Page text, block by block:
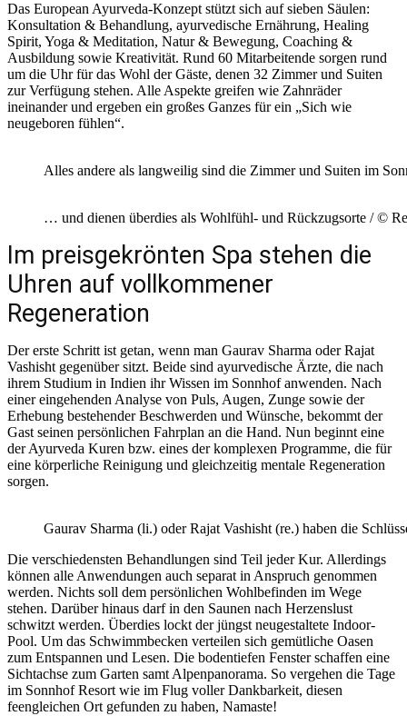
Das European Ayurveda-Konzept stützt sich auf sieben Säulen:
Konsultation & Behandlung, ayurvedische Ernährung, Healing
Spirit, Yoga & Meditation, Natur & Bewegung, Coaching &
Ausbildung sowie Kreativität. Rund 60 Mitarbeitende sorgen rund
um die Uhr für das Wohl der Gäste, denen 32 Zimmer und Suiten
zur Verfügung stehen. Alle Aspekte greifen wie Zahnräder
ineinander und ergeben ein großes Ganzes für ein „Sich wie
neugeboren fühlen“.
Alles andere als langweilig sind die Zimmer und Suiten im
… und dienen überdies als Wohlfühl- und Rückzugsorte / ©
Im preisgekrönten Spa stehen die
Uhren auf vollkommener
Regeneration
Der erste Schritt ist getan, wenn man Gaurav Sharma oder Rajat
Vashisht gegenüber sitzt. Beide sind ayurvedische Ärzte, die nach
ihrem Studium in Indien ihr Wissen im Sonnhof anwenden. Nach
einer eingehenden Analyse von Puls, Augen, Zunge sowie der
Erhebung bestehender Beschwerden und Wünsche, bekommt der
Gast seinen persönlichen Fahrplan an die Hand. Nun beginnt eine
der Ayurveda Kuren bzw. eines der komplexen Programme, die für
eine körperliche Reinigung und gleichzeitig mentale Regeneration
sorgen.
Gaurav Sharma (li.) oder Rajat Vashisht (re.) haben die
Die verschiedensten Behandlungen sind Teil jeder Kur. Allerdings
können alle Anwendungen auch separat in Anspruch genommen
werden. Nichts soll dem persönlichen Wohlbefinden im Wege
stehen. Darüber hinaus darf in den Saunen nach Herzenslust
schwitzt werden. Überdies lockt der jüngst neugestaltete Indoor-
Pool. Um das Schwimmbecken verteilen sich gemütliche Oasen
zum Entspannen und Lesen. Die bodentiefen Fenster schaffen eine
Sichtachse zum Garten samt Alpenpanorama. So vergehen die Tage
im Sonnhof Resort wie im Flug voller Dankbarkeit, diesen
feengleichen Ort gefunden zu haben, Namaste!